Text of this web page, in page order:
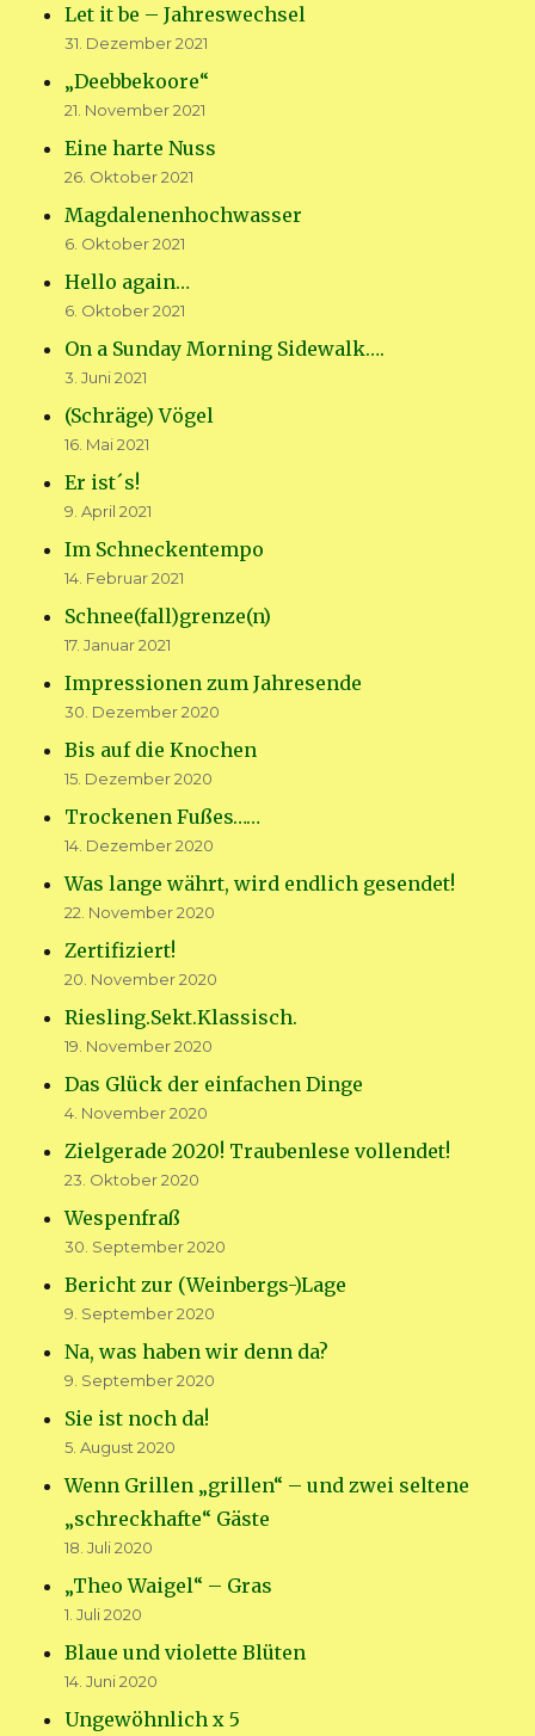
Let it be – Jahreswechsel
31. Dezember 2021
„Deebbekoore“
21. November 2021
Eine harte Nuss
26. Oktober 2021
Magdalenenhochwasser
6. Oktober 2021
Hello again…
6. Oktober 2021
On a Sunday Morning Sidewalk….
3. Juni 2021
(Schräge) Vögel
16. Mai 2021
Er ist´s!
9. April 2021
Im Schneckentempo
14. Februar 2021
Schnee(fall)grenze(n)
17. Januar 2021
Impressionen zum Jahresende
30. Dezember 2020
Bis auf die Knochen
15. Dezember 2020
Trockenen Fußes……
14. Dezember 2020
Was lange währt, wird endlich gesendet!
22. November 2020
Zertifiziert!
20. November 2020
Riesling.Sekt.Klassisch.
19. November 2020
Das Glück der einfachen Dinge
4. November 2020
Zielgerade 2020! Traubenlese vollendet!
23. Oktober 2020
Wespenfraß
30. September 2020
Bericht zur (Weinbergs-)Lage
9. September 2020
Na, was haben wir denn da?
9. September 2020
Sie ist noch da!
5. August 2020
Wenn Grillen „grillen“ – und zwei seltene
„schreckhafte“ Gäste
18. Juli 2020
„Theo Waigel“ – Gras
1. Juli 2020
Blaue und violette Blüten
14. Juni 2020
Ungewöhnlich x 5